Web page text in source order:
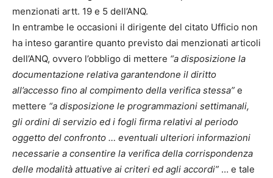
menzionati artt. 19 e 5 dell’ANQ.
In entrambe le occasioni il dirigente del citato Ufficio non
ha inteso garantire quanto previsto dai menzionati articoli
dell’ANQ, ovvero l’obbligo di mettere “a disposizione la
documentazione relativa garantendone il diritto
all’accesso fino al compimento della verifica stessa” e
mettere “a disposizione le programmazioni settimanali,
gli ordini di servizio ed i fogli firma relativi al periodo
oggetto del confronto … eventuali ulteriori informazioni
necessarie a consentire la verifica della corrispondenza
delle modalità attuative ai criteri ed agli accordi” … e tale